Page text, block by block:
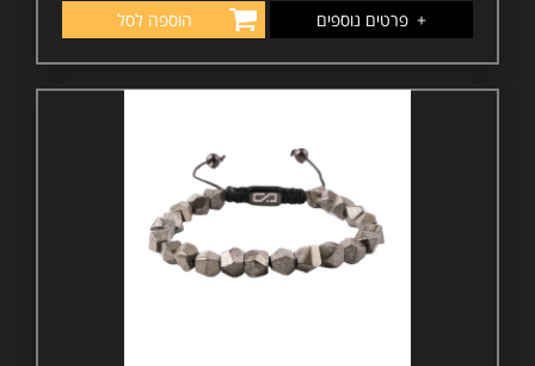
+ פרטים נוספים הוספה לסל